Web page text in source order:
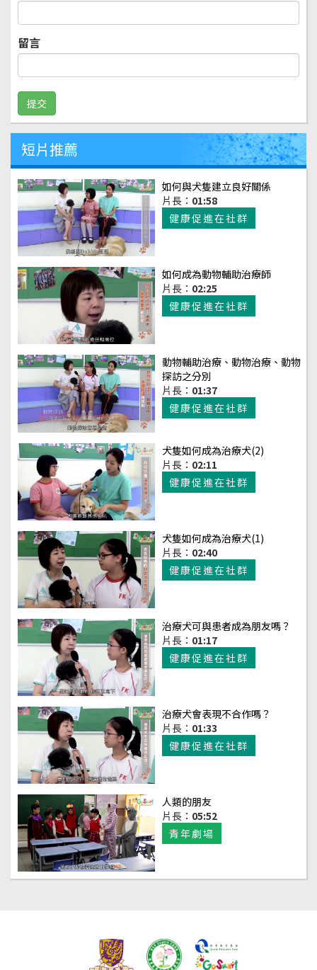
留言
短片推薦
如何與犬隻建立良好關係
片長： 01:58
健康促進在社群
如何成為動物輔助治療師
片長： 02:25
健康促進在社群
動物輔助治療、動物治療、動物
探訪之分別
片長： 01:37
健康促進在社群
犬隻如何成為治療犬(2)
片長： 02:11
健康促進在社群
犬隻如何成為治療犬(1)
片長： 02:40
健康促進在社群
治療犬可與患者成為朋友嗎？
片長： 01:17
健康促進在社群
治療犬會表現不合作嗎？
片長： 01:33
健康促進在社群
人類的朋友
片長： 05:52
青年劇場